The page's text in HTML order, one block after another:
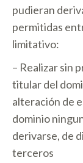
pudieran
permitidas
limitativo:
– Realizar sin
titular del
alteración de
dominio
derivarse, de
terceros